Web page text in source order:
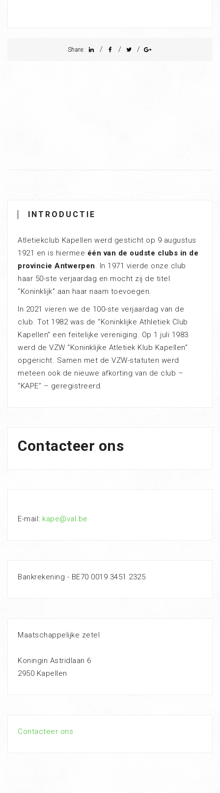
Share: / / /
INTRODUCTIE
Atletiekclub Kapellen werd gesticht op 9 augustus
1921 en is hiermee één van de oudste clubs in de
provincie Antwerpen. In 1971 vierde onze club
haar 50-ste verjaardag en mocht zij de titel
“Koninklijk” aan haar naam toevoegen.
In 2021 vieren we de 100-ste verjaardag van de
club. Tot 1982 was de “Koninklijke Athletiek Club
Kapellen” een feitelijke vereniging. Op 1 juli 1983
werd de VZW “Koninklijke Atletiek Klub Kapellen”
opgericht. Samen met de VZW-statuten werd
meteen ook de nieuwe afkorting van de club –
“KAPE” – geregistreerd.
Contacteer ons
E-mail: kape@val.be
Bankrekening - BE70 0019 3451 2325
Maatschappelijke zetel
Koningin Astridlaan 6
2950 Kapellen
Contacteer ons